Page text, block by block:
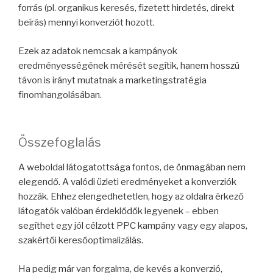
forrás (pl. organikus keresés, fizetett hirdetés, direkt
beírás) mennyi konverziót hozott.
Ezek az adatok nemcsak a kampányok
eredményességének mérését segítik, hanem hosszú
távon is irányt mutatnak a marketingstratégia
finomhangolásában.
Összefoglalás
A weboldal látogatottsága fontos, de önmagában nem
elegendő. A valódi üzleti eredményeket a konverziók
hozzák. Ehhez elengedhetetlen, hogy az oldalra érkező
látogatók valóban érdeklődők legyenek – ebben
segíthet egy jól célzott PPC kampány vagy egy alapos,
szakértői keresőoptimalizálás.
Ha pedig már van forgalma, de kevés a konverzió,